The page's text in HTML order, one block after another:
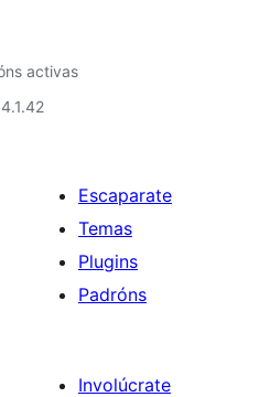
activas
Escaparate
Temas
Plugins
Padróns
Involúcrate